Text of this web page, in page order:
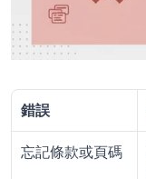
錯誤
忘記條款或頁碼